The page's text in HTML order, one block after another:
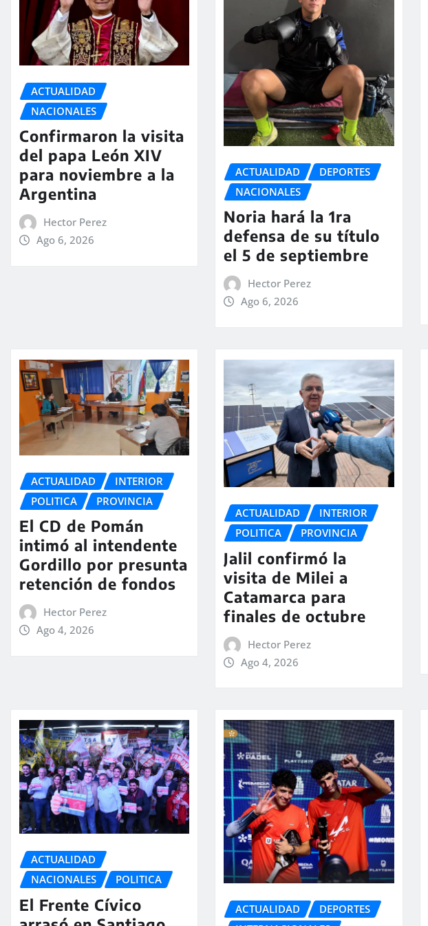
ACTUALIDAD
NACIONALES
Confirmaron la visita
del papa León XIV
para noviembre a la
Argentina
Hector Perez
Ago 6, 2026
ACTUALIDAD
DEPORTES
NACIONALES
Noria hará la 1ra
defensa de su título
el 5 de septiembre
Hector Perez
Ago 6, 2026
ACTUALIDAD
INTERIOR
POLITICA
PROVINCIA
El CD de Pomán
intimó al intendente
Gordillo por presunta
retención de fondos
Hector Perez
Ago 4, 2026
ACTUALIDAD
INTERIOR
POLITICA
PROVINCIA
Jalil confirmó la
visita de Milei a
Catamarca para
finales de octubre
Hector Perez
Ago 4, 2026
ACTUALIDAD
NACIONALES
POLITICA
El Frente Cívico
ACTUALIDAD
DEPORTES